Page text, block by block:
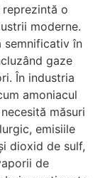
o
moderne.
semnificativ în
gaze
În industria
amoniacul
măsuri
emisiile
dioxid de sulf,
de